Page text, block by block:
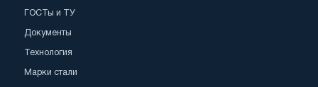
ГОСТы и ТУ
Документы
Технология
Марки стали